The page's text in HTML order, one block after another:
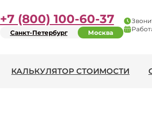
+7 (800) 100-60-37
Санкт-Петербург Москва
КАЛЬКУЛЯТОР СТОИМОСТИ